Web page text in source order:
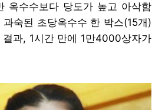
옥수수보다 당도가 높고 아삭함
숙된 초당옥수수 한 박스(15개)
과, 1시간 만에 1만4000상자가